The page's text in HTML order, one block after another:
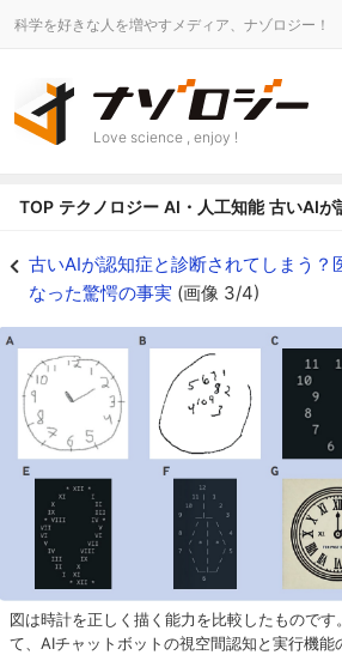
科学を好きな人を増やすメディア、ナゾロジー！
Love science , enjoy !
TOP テクノロジー AI・人工知能 古いAIが
古いAIが認知症と診断されてしまう？
なった驚愕の事実 (画像 3/4)
図は時計を正しく描く能力を比較したものです
て、AIチャットボットの視空間認知と実行機能